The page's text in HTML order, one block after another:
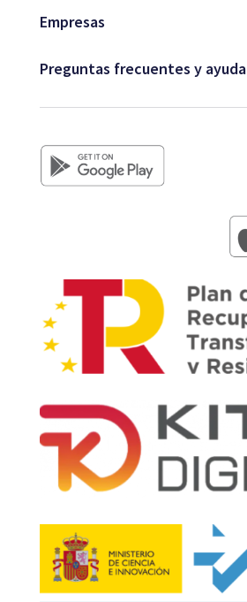
Empresas
Preguntas frecuentes y ayuda